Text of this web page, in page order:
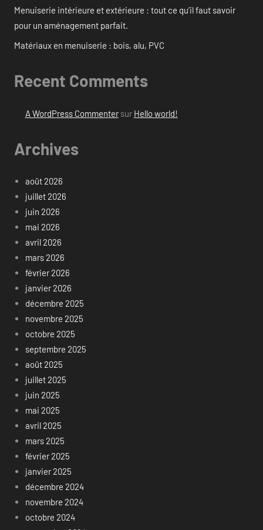
Menuiserie intérieure et extérieure : tout ce qu’il faut savoir
pour un aménagement parfait.
Matériaux en menuiserie : bois, alu, PVC
Recent Comments
A WordPress Commentersur Hello world!
Archives
août 2026
juillet 2026
juin 2026
mai 2026
avril 2026
mars 2026
février 2026
janvier 2026
décembre 2025
novembre 2025
octobre 2025
septembre 2025
août 2025
juillet 2025
juin 2025
mai 2025
avril 2025
mars 2025
février 2025
janvier 2025
décembre 2024
novembre 2024
octobre 2024